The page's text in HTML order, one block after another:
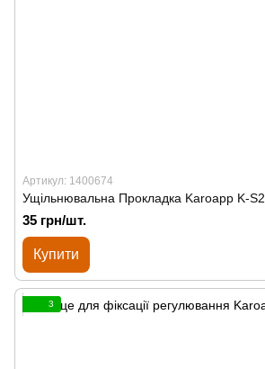
Артикул: 1400674
Ущільнювальна Прокладка Karoapp K-S2
35 грн/шт.
Купити
3